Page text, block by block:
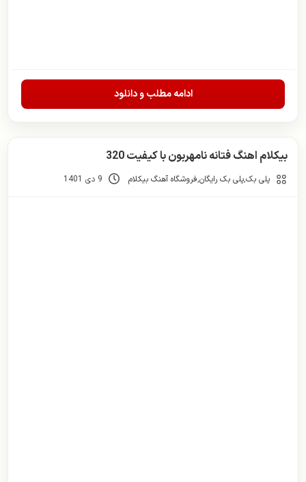
ادامه مطلب و دانلود
بیکلام اهنگ فتانه نامهربون با کیفیت 320
پلی بک,پلی بک رایگان,فروشگاه آهنگ بیکلام 9 دی 1401